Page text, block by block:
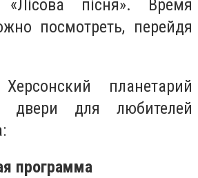
пісня». Время
посмотреть, перейдя
планетарий
двери для любителей
программа